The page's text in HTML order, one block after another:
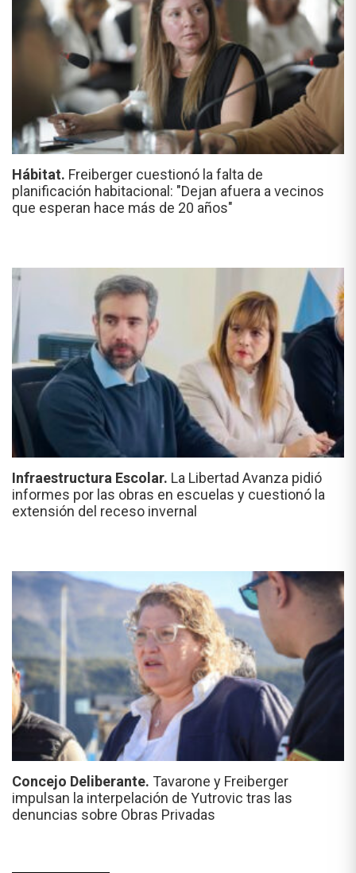
Hábitat. Freiberger cuestionó la falta de
planificación habitacional: "Dejan afuera a vecinos
que esperan hace más de 20 años"
Infraestructura Escolar. La Libertad Avanza pidió
informes por las obras en escuelas y cuestionó la
extensión del receso invernal
Concejo Deliberante. Tavarone y Freiberger
impulsan la interpelación de Yutrovic tras las
denuncias sobre Obras Privadas